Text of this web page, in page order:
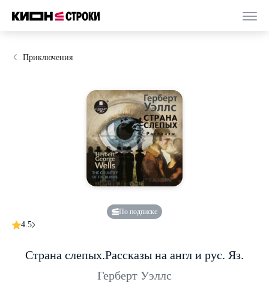
Приключения
По подписке
4.5
Страна слепых.Рассказы на англ и рус. Яз.
Герберт Уэллс